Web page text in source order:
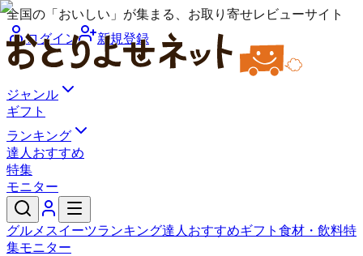
全国の「おいしい」が集まる、お取り寄せレビューサイト
ログイン
新規登録
ジャンル
ギフト
ランキング
達人おすすめ
特集
モニター
グルメ スイーツランキング達人おすすめギフト 食材・飲料特
集モニター